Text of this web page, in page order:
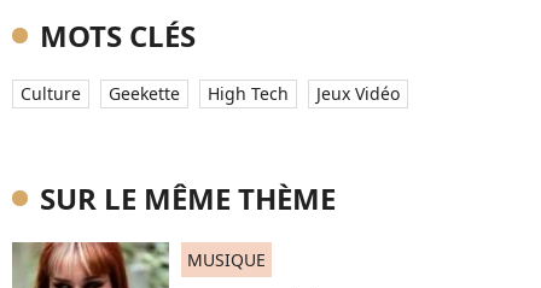
MOTS CLÉS
Culture Geekette High Tech Jeux Vidéo
SUR LE MÊME THÈME
MUSIQUE